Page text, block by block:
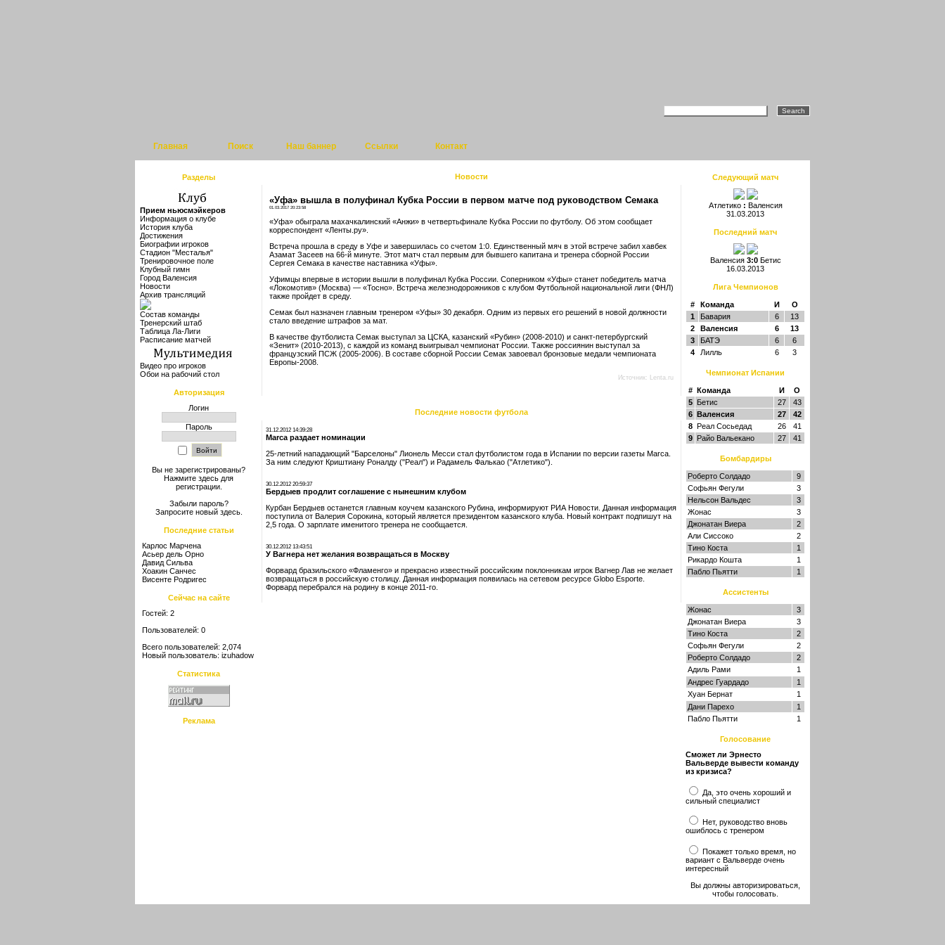
Главная Поиск Наш баннер Ссылки Контакт
Разделы
Прием ньюсмэйкеров
Информация о клубе
История клуба
Достижения
Биографии игроков
Стадион "Месталья"
Тренировочное поле
Клубный гимн
Город Валенсия
Новости
Архив трансляций
Состав команды
Тренерский штаб
Таблица Ла-Лиги
Расписание матчей
Видео про игроков
Обои на рабочий стол
Авторизация
Логин
Пароль
Вы не зарегистрированы?
Нажмите здесь для
регистрации.
Забыли пароль?
Запросите новый здесь.
Последние статьи
Карлос Марчена
Асьер дель Орно
Давид Сильва
Хоакин Санчес
Висенте Родригес
Сейчас на сайте
Гостей: 2
Пользователей: 0
Всего пользователей: 2,074
Новый пользователь: izuhadow
Статистика
Реклама
Новости
«Уфа» вышла в полуфинал Кубка России в первом матче под руководством Семака
01.03.2017 20:23:58
«Уфа» обыграла махачкалинский «Анжи» в четвертьфинале Кубка России по футболу. Об этом сообщает
корреспондент «Ленты.ру».
Встреча прошла в среду в Уфе и завершилась со счетом 1:0. Единственный мяч в этой встрече забил хавбек
Азамат Засеев на 66-й минуте. Этот матч стал первым для бывшего капитана и тренера сборной России
Сергея Семака в качестве наставника «Уфы».
Уфимцы впервые в истории вышли в полуфинал Кубка России. Соперником «Уфы» станет победитель матча
«Локомотив» (Москва) — «Тосно». Встреча железнодорожников с клубом Футбольной национальной лиги (ФНЛ)
также пройдет в среду.
Семак был назначен главным тренером «Уфы» 30 декабря. Одним из первых его решений в новой должности
стало введение штрафов за мат.
В качестве футболиста Семак выступал за ЦСКА, казанский «Рубин» (2008-2010) и санкт-петербургский
«Зенит» (2010-2013), с каждой из команд выигрывал чемпионат России. Также россиянин выступал за
французский ПСЖ (2005-2006). В составе сборной России Семак завоевал бронзовые медали чемпионата
Европы-2008.
Источник: Lenta.ru
Последние новости футбола
31.12.2012 14:39:28
Marca раздает номинации
25-летний нападающий "Барселоны" Лионель Месси стал футболистом года в Испании по версии газеты Marca.
За ним следуют Криштиану Роналду ("Реал") и Радамель Фалькао ("Атлетико").
30.12.2012 20:59:37
Бердыев продлит соглашение с нынешним клубом
Курбан Бердыев останется главным коучем казанского Рубина, информируют РИА Новости. Данная информация
поступила от Валерия Сорокина, который является президентом казанского клуба. Новый контракт подпишут на
2,5 года. О зарплате именитого тренера не сообщается.
30.12.2012 13:43:51
У Вагнера нет желания возвращаться в Москву
Форвард бразильского «Фламенго» и прекрасно известный российским поклонникам игрок Вагнер Лав не желает
возвращаться в российскую столицу. Данная информация появилась на сетевом ресурсе Globo Esporte.
Форвард перебрался на родину в конце 2011-го.
Следующий матч
Атлетико: Валенсия
31.03.2013
Последний матч
Валенсия3:0 Бетис
16.03.2013
Лига Чемпионов
# Команда И
О
1
Бавария 6
13
2
Валенсия 6
13
3
БАТЭ 6
6
4
Лилль 6 3
Чемпионат Испании
# Команда И
О
5 Бетис 27
43
6 Валенсия 27
42
8 Реал Сосьедад 26
41
9 Райо Вальекано 27 41
Бомбардиры
Роберто Солдадо
9
Софьян Фегули
3
Нельсон Вальдес
3
Жонас
3
Джонатан Виера
2
Али Сиссоко
2
Тино Коста
1
Рикардо Кошта
1
Пабло Пьятти
1
Ассистенты
Жонас
3
Джонатан Виера
3
Тино Коста
2
Софьян Фегули
2
Роберто Солдадо
2
Адиль Рами
1
Андрес Гуардадо
1
Хуан Бернат
1
Дани Парехо
1
Пабло Пьятти
1
Голосование
Сможет ли Эрнесто
Вальверде вывести команду
из кризиса?
Да, это очень хороший и
сильный специалист
Нет, руководство вновь
ошиблось с тренером
Покажет только время, но
вариант с Вальверде очень
интересный
Вы должны авторизироваться,
чтобы голосовать.